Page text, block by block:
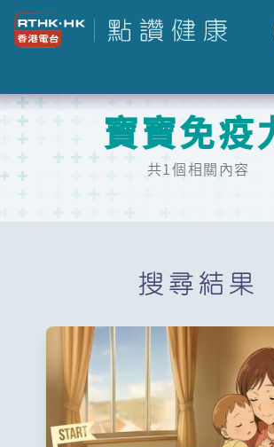
寶寶免疫
共1個相關內容
搜尋結果